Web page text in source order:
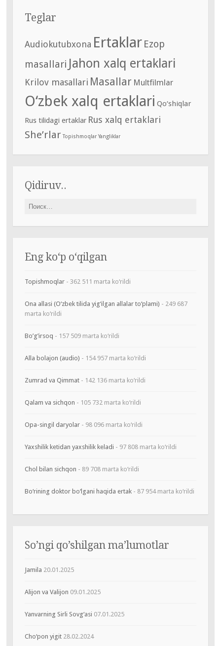
Teglar
Audiokutubxona Ertaklar Ezop
masallari Jahon xalq ertaklari
Krilov masallari Masallar Multfilmlar
O‘zbek xalq ertaklari Qo‘shiqlar
Rus tilidagi ertaklar Rus xalq ertaklari
She’rlar Topishmoqlar Yangliklar
Qidiruv..
Найти:
Eng ko‘p o‘qilgan
Topishmoqlar- 362 511 marta ko‘rildi
Ona allasi (O‘zbek tilida yig‘ilgan allalar to‘plami) - 249 687
marta ko‘rildi
Bo’g’irsoq - 157 509 marta ko‘rildi
Alla bolajon (audio) - 154 957 marta ko‘rildi
Zumrad va Qimmat- 142 136 marta ko‘rildi
Qalam va sichqon - 105 732 marta ko‘rildi
Opa-singil daryolar- 98 096 marta ko‘rildi
Yaxshilik ketidan yaxshilik keladi - 97 808 marta ko‘rildi
Chol bilan sichqon - 89 708 marta ko‘rildi
Bo‘rining doktor bo‘lgani haqida ertak- 87 954 marta ko‘rildi
So’ngi qo’shilgan ma’lumotlar
Jamila 20.01.2025
Alijon va Valijon 09.01.2025
Yanvarning Sirli Sovg‘asi 07.01.2025
Cho‘pon yigit 28.02.2024